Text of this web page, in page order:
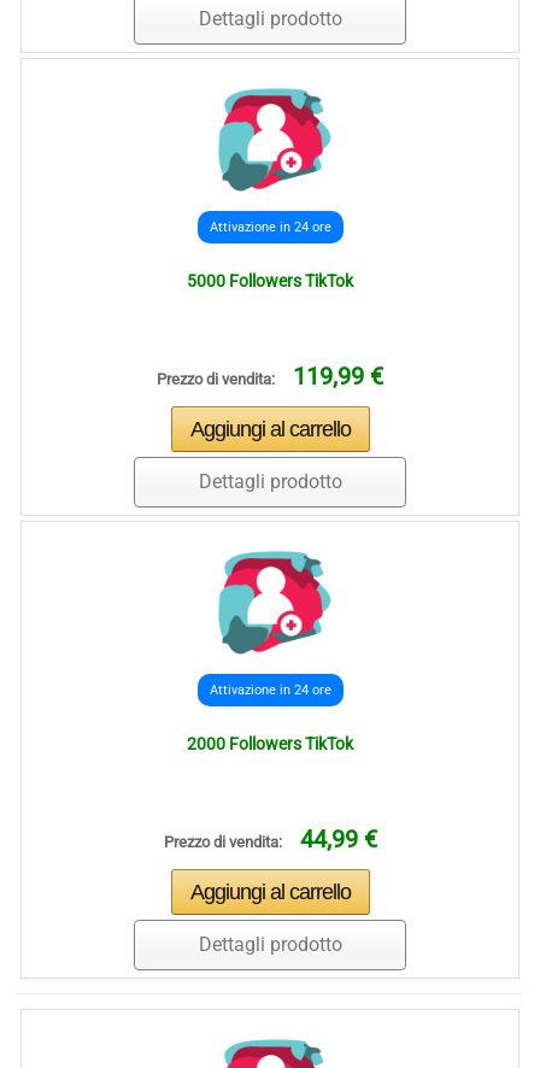
Dettagli prodotto
Attivazione in 24 ore
5000 Followers TikTok
Prezzo di vendita: 119,99 €
Dettagli prodotto
Attivazione in 24 ore
2000 Followers TikTok
Prezzo di vendita: 44,99 €
Dettagli prodotto